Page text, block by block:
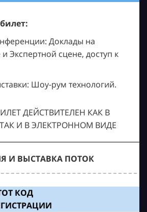
Доклады на
Экспертной сцене, доступ к
Шоу-рум технологий.
ДЕЙСТВИТЕЛЕН КАК В
И В ЭЛЕКТРОННОМ ВИДЕ
И ВЫСТАВКА ПОТОК
КОД